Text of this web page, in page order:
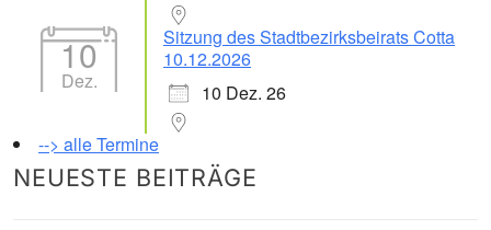
10
Dez.
Sitzung des Stadtbezirksbeirats Cotta
10.12.2026
10 Dez. 26
--> alle Termine
NEUESTE BEITRÄGE